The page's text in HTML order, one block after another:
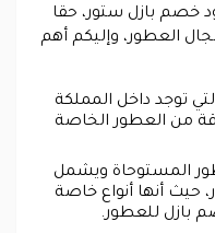
خصم بازل ستور، حقا
العطور، وإليكم أهم
توجد داخل المملكة
من العطور الخاصة
المستوحاة ويشمل
حيث أنها أنواع خاصة
بازل للعطور.